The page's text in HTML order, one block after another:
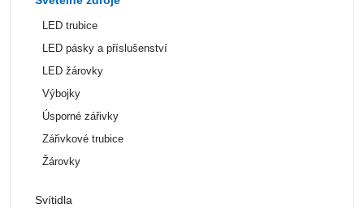
LED trubice
LED pásky a příslušenství
LED žárovky
Výbojky
Úsporné zářivky
Zářivkové trubice
Žárovky
Svítidla